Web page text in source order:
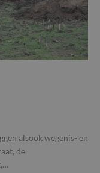
alsook wegenis- en
de